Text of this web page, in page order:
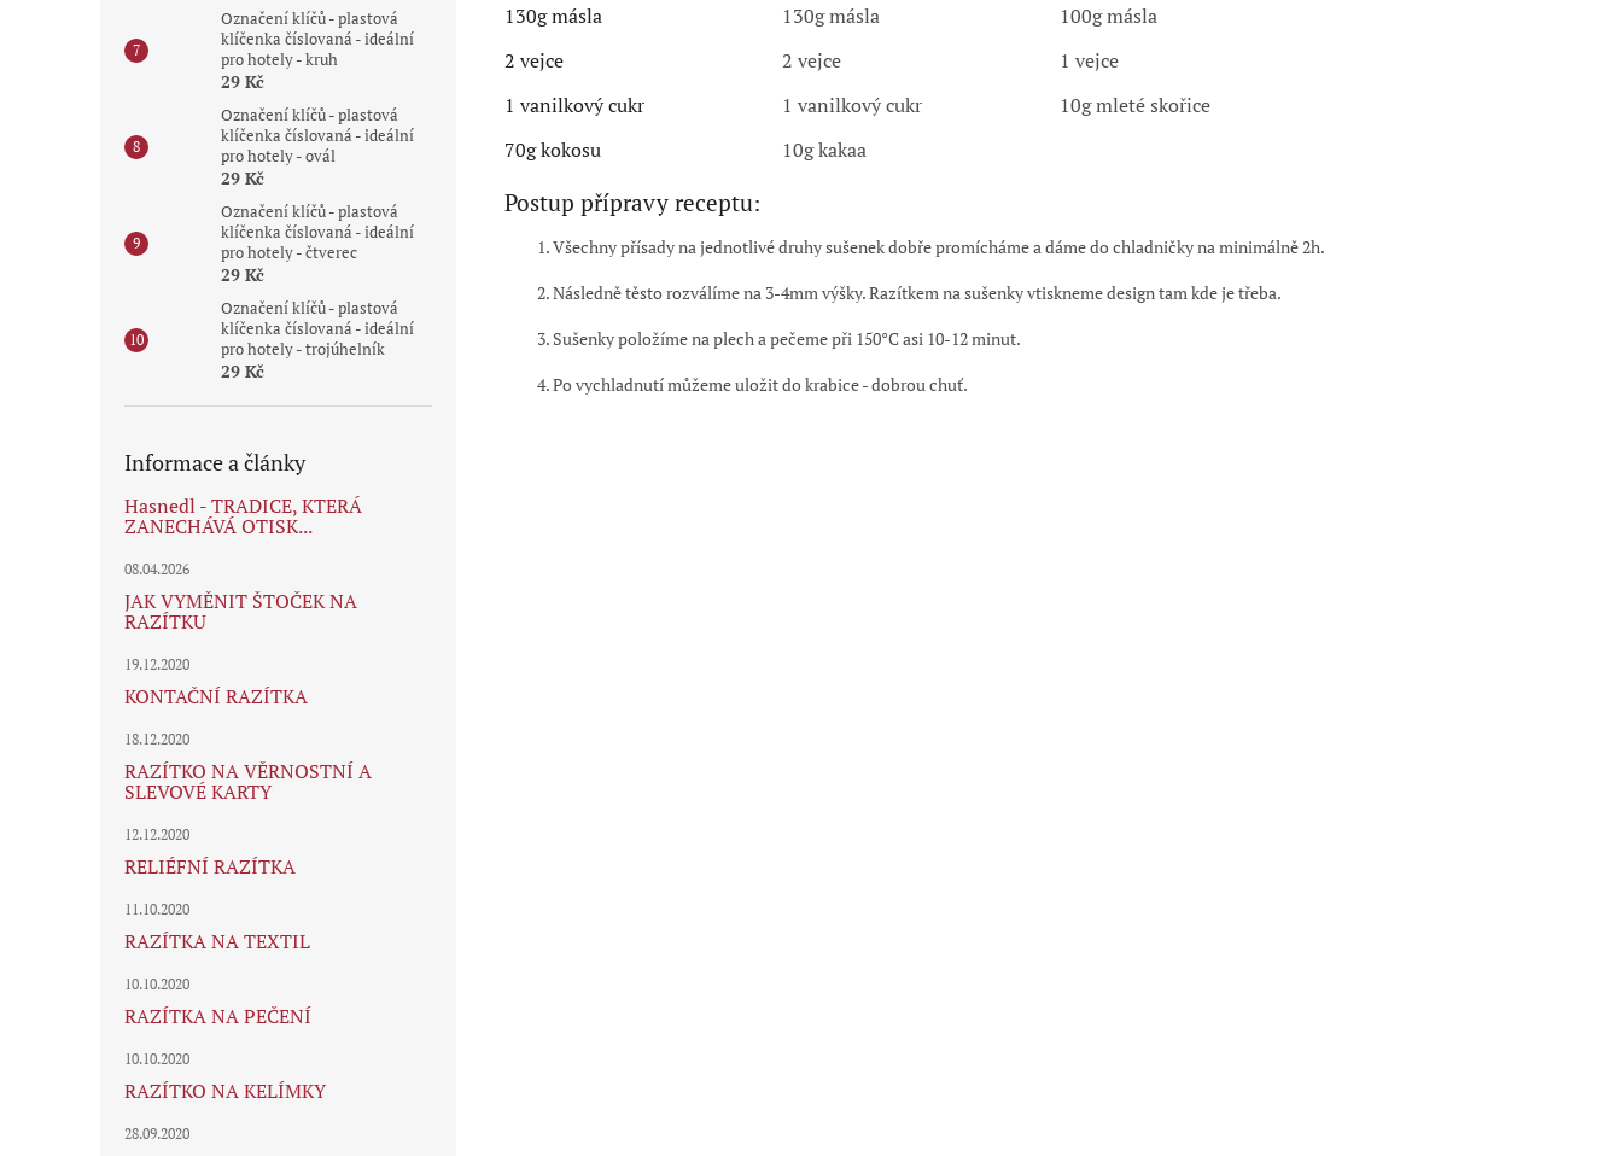
Označení klíčů - plastová
klíčenka číslovaná - ideální
pro hotely - kruh
29 Kč
Označení klíčů - plastová
klíčenka číslovaná - ideální
pro hotely - ovál
29 Kč
Označení klíčů - plastová
klíčenka číslovaná - ideální
pro hotely - čtverec
29 Kč
Označení klíčů - plastová
klíčenka číslovaná - ideální
pro hotely - trojúhelník
29 Kč
Informace a články
Hasnedl - TRADICE, KTERÁ
ZANECHÁVÁ OTISK...
08.04.2026
JAK VYMĚNIT ŠTOČEK NA
RAZÍTKU
19.12.2020
KONTAČNÍ RAZÍTKA
18.12.2020
RAZÍTKO NA VĚRNOSTNÍ A
SLEVOVÉ KARTY
12.12.2020
RELIÉFNÍ RAZÍTKA
11.10.2020
RAZÍTKA NA TEXTIL
10.10.2020
RAZÍTKA NA PEČENÍ
10.10.2020
RAZÍTKO NA KELÍMKY
28.09.2020
130g másla
130g másla
100g másla
2 vejce
2 vejce
1 vejce
1 vanilkový cukr
1 vanilkový cukr
10g mleté skořice
70g kokosu
10g kakaa
Postup přípravy receptu:
Všechny přísady na jednotlivé druhy sušenek dobře promícháme a dáme do chladničky na minimálně 2h.
Následně těsto rozválíme na 3-4mm výšky. Razítkem na sušenky vtiskneme design tam kde je třeba.
Sušenky položíme na plech a pečeme při 150°C asi 10-12 minut.
Po vychladnutí můžeme uložit do krabice - dobrou chuť.